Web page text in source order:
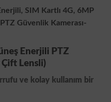
SIM Kartlı 4G, 6MP
Güvenlik Kamerası-
Enerjili PTZ
Çift Lensli)
ve kolay kullanım bir